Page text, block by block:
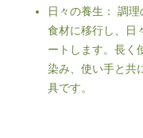
日々の養生： 調
食材に移行し、日
ートします。長く
染み、使い手と共
具です。